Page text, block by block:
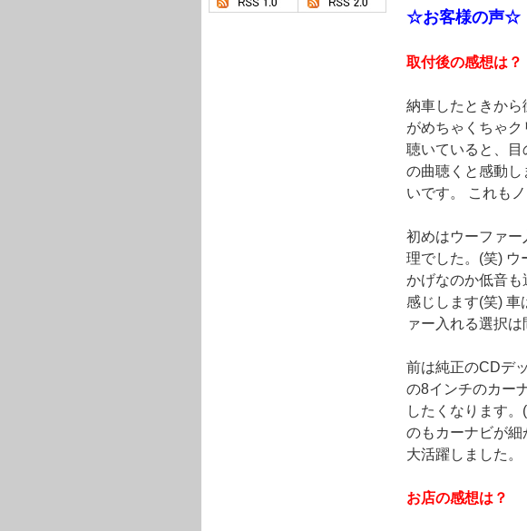
☆お客様の声☆
取付後の感想は？
納車したときから
がめちゃくちゃ
聴いていると、
の曲聴くと感動
いです。 これも
初めはウーファ
理でした。(笑) ウ
かげなのか低音
感じします(笑) 車
ァー入れる選択は
前は純正のCDデ
の8インチのカー
したくなります
のもカーナビが
大活躍しました。
お店の感想は？